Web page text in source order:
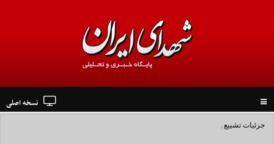
navigation
نسخه اصلی
جزئیات تشییع پیکر مطهر رهبر شهید در نجف و کربلا